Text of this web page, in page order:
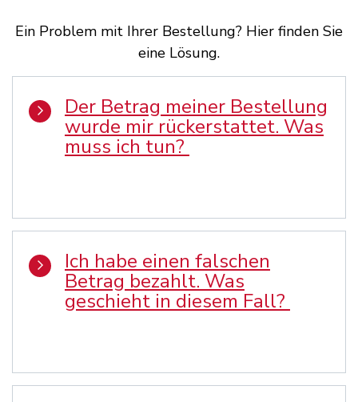
Ein Problem mit Ihrer Bestellung? Hier finden Sie
eine Lösung.
Der Betrag meiner Bestellung
wurde mir rückerstattet. Was
muss ich tun?
Ich habe einen falschen
Betrag bezahlt. Was
geschieht in diesem Fall?